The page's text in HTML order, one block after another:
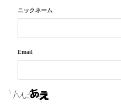
ニックネーム
Email